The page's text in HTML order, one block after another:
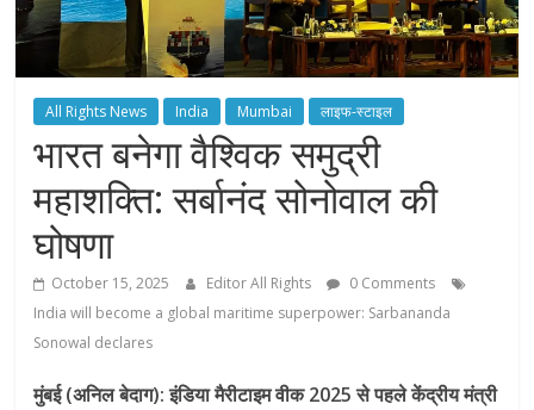
All Rights News India Mumbai लाइफ-स्टाइल
भारत बनेगा वैश्विक समुद्री
महाशक्ति: सर्बानंद सोनोवाल की
घोषणा
October 15, 2025 Editor All Rights
0 Comments
India will become a global maritime superpower: Sarbananda
Sonowal declares
मुंबई (अनिल बेदाग): इंडिया मैरीटाइम वीक 2025 से पहले केंद्रीय मंत्री